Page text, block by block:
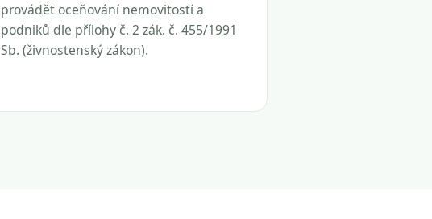
provádět oceňování nemovitostí a
podniků dle přílohy č. 2 zák. č. 455/1991
Sb. (živnostenský zákon).